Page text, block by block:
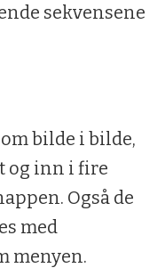
sekvensene
bilde i bilde,
og inn i fire
Også de
med
menyen.